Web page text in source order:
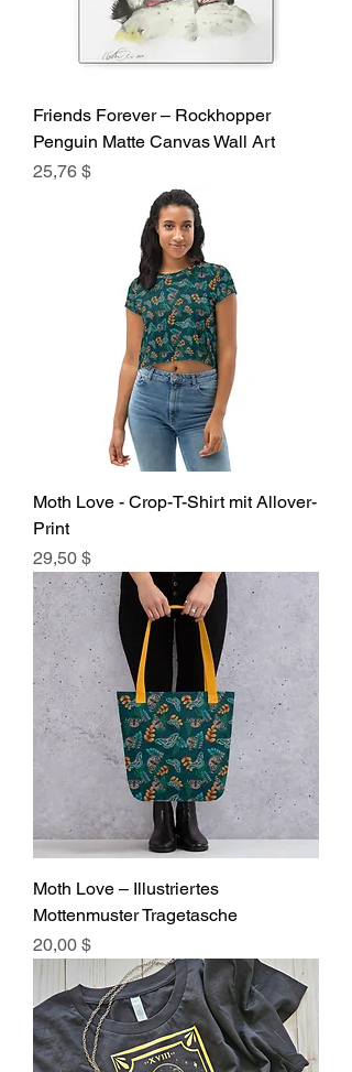
Friends Forever – Rockhopper
Penguin Matte Canvas Wall Art
Preis
25,76 $
Moth Love - Crop-T-Shirt mit Allover-
Print
Preis
29,50 $
Moth Love – Illustriertes
Mottenmuster Tragetasche
Preis
20,00 $